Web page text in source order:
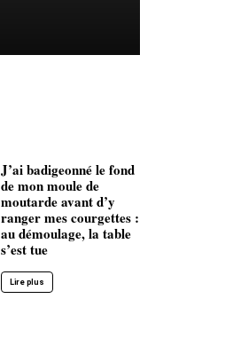
J’ai badigeonné le fond
de mon moule de
moutarde avant d’y
ranger mes courgettes :
au démoulage, la table
s’est tue
Lire plus